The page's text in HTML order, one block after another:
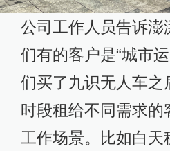
公司工作人员告诉澎
们有的客户是“城市
们买了九识无人车之
时段租给不同需求的
工作场景。比如白天